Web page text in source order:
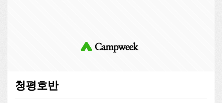
사유지이지만, 이른 아침에 피어나는 물안개, 옛 영화가 얽힌 나
되고 있다. 또 사진동호인들의 최고 인기 촬영장이기도 한데, 특
청평호반